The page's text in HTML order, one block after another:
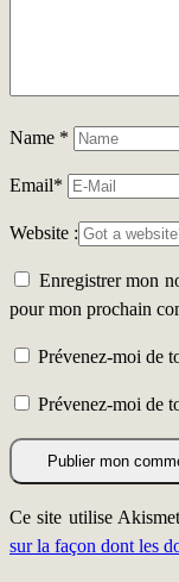
Name *
Email*
Website :
Enregistrer mon
pour mon prochain
Prévenez-moi de
Prévenez-moi de
Ce site utilise
sur la façon dont les